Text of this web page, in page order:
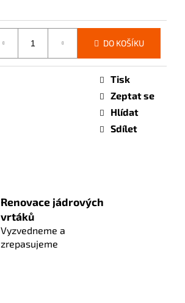
DO KOŠÍKU
Tisk
Zeptat se
Hlídat
Sdílet
Renovace jádrových
vrtáků
Vyzvedneme a
zrepasujeme